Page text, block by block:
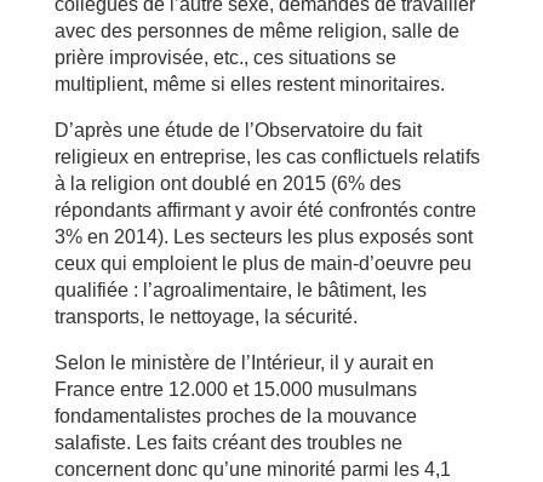
collègues de l’autre sexe, demandes de travailler
avec des personnes de même religion, salle de
prière improvisée, etc., ces situations se
multiplient, même si elles restent minoritaires.
D’après une étude de l’Observatoire du fait
religieux en entreprise, les cas conflictuels relatifs
à la religion ont doublé en 2015 (6% des
répondants affirmant y avoir été confrontés contre
3% en 2014). Les secteurs les plus exposés sont
ceux qui emploient le plus de main-d’oeuvre peu
qualifiée : l’agroalimentaire, le bâtiment, les
transports, le nettoyage, la sécurité.
Selon le ministère de l’Intérieur, il y aurait en
France entre 12.000 et 15.000 musulmans
fondamentalistes proches de la mouvance
salafiste. Les faits créant des troubles ne
concernent donc qu’une minorité parmi les 4,1